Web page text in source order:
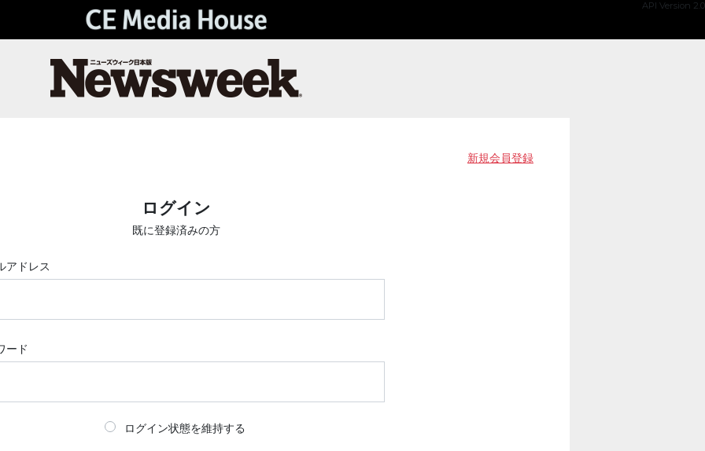
API Version 2.0
新規会員登録
ログイン
既に登録済みの方
アドレス
ード
ログイン状態を維持する